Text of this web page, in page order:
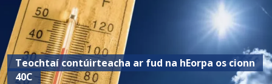
Teochtaí contúirteacha ar fud na hEorpa os cionn
40C